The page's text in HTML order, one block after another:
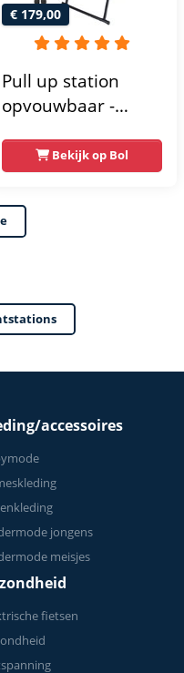
€ 179,00
Pull up station
opvouwbaar -
up rack - Pull up
bar - FPT165
Bekijk op Bol
accessoires
jongens
meisjes
fietsen